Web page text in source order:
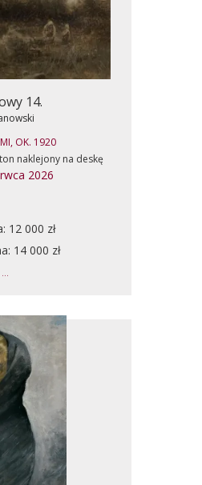
14.
OK. 1920
naklejony na deskę
2026
12 000 zł
14 000 zł